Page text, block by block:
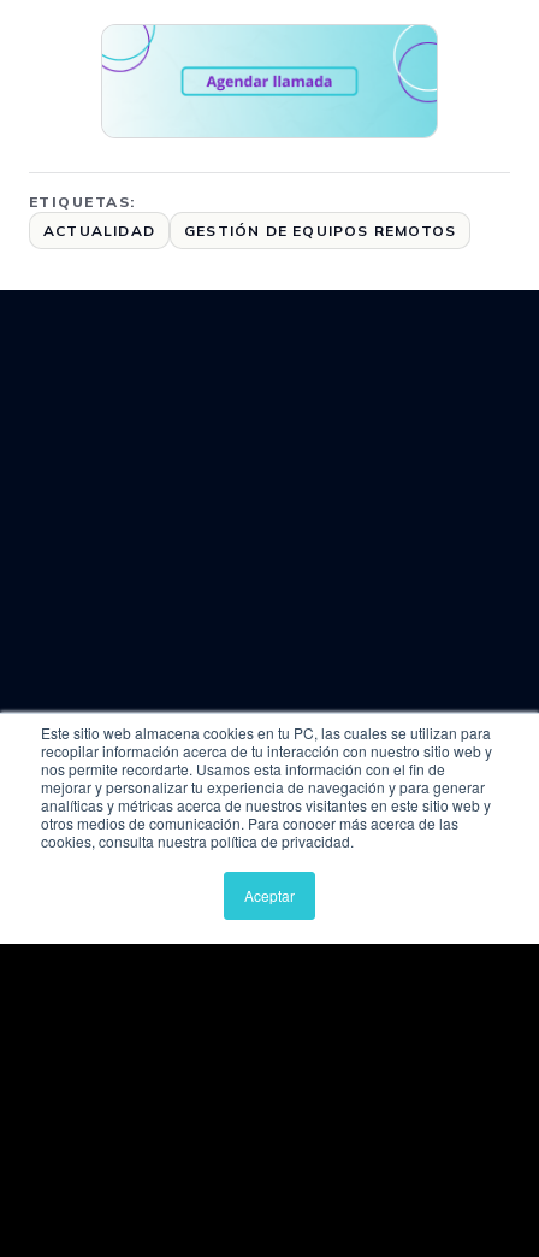
Este sitio web almacena cookies en tu PC, las cuales se utilizan para
recopilar información acerca de tu interacción con nuestro sitio web y
nos permite recordarte. Usamos esta información con el fin de
mejorar y personalizar tu experiencia de navegación y para generar
analíticas y métricas acerca de nuestros visitantes en este sitio web y
otros medios de comunicación. Para conocer más acerca de las
cookies, consulta nuestra política de privacidad.
Aceptar
ETIQUETAS:
ACTUALIDAD
GESTIÓN DE EQUIPOS REMOTOS